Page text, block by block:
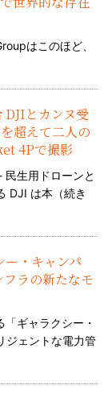
はこのほど、
とカンヌ受
超えて二人の
4Pで撮影
生用ドローンと
DJI は本（続き
・キャンパ
ラの新たなモ
ギャラクシー・
ジェントな電力管